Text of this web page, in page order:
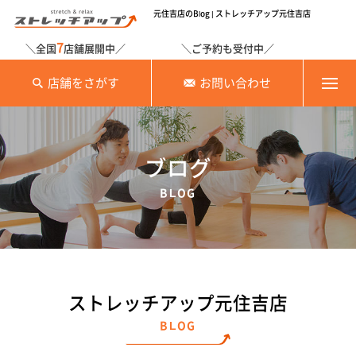
元住吉店のBlog | ストレッチアップ元住吉店
＼全国7店舗展開中／
店舗をさがす
＼ご予約も受付中／
お問い合わせ
ブログ
BLOG
ストレッチアップ元住吉店
BLOG